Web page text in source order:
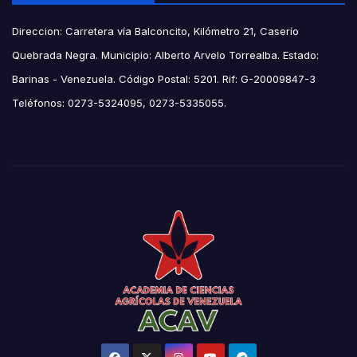
Direccion: Carretera vía Balconcito, Kilómetro 21, Caserío
Quebrada Negra. Municipio: Alberto Arvelo Torrealba. Estado:
Barinas - Venezuela. Código Postal: 5201. Rif: G-20009847-3
Teléfonos: 0273-5324095, 0273-5335055.